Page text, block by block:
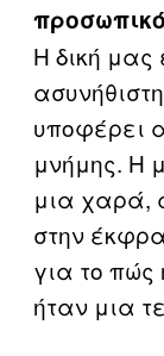
Η δική μας
υποφέρει
μνήμης. Η
μια χαρά,
στην
για το πώς
ήταν μια